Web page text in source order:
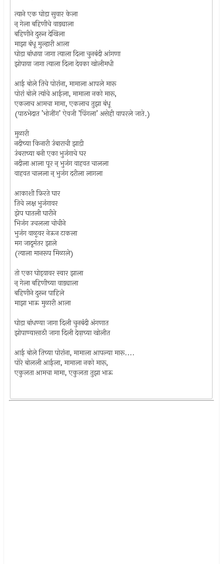
त्याने एक घोडा सुवार केला
न् गेला बहिणीचे वाड्याला
बहिणीने दुरून देखिला
माझा बंधू मुल्हारी आला
घोडा बांधाया जागा त्याला दिला चुनबंदी आंगणा
झोपाया जागा त्याला दिला देवका खोलीमधी
आई बोले तिचे पोरांना, मामाला आपले मारू
पोरां बोले त्यांचे आईला, मामाला नको मारू,
एकलाच आमचा मामा, एकलाच तुझा बंधू
(पाठभेदात ’भोजींग’ ऐवजी ’पिंगला’ असेही वापरले जाते.)
मुळारी
नदीच्या किनारी उंबाराची झाडी
उंबराच्या बनी एका भुजंगाचे घर
नदीला आला पूर न् भुजंग वाहवत चालला
वाहवत चालला न् भुजंग दरीला लागला
आकाशी फ़िरते घार
तिचे लक्ष भुजंगावर
झेप घातली घारीने
भिजंग उचलला चोचीने
भुजंग वाळूवर नेऊन टाकला
मग जादूमंतर झाले
(त्याला मानरूप मिळाले)
तो एका घोड्य़ावर स्वार झाला
न् गेला बहिणीच्या वाड्याला
बहिणीने दुरून पाहिले
माझा भाऊ मुळारी आला
घोडा बांधण्या जागा दिली चुनबंदी अंगणात
झोपाण्यासाठी जागा दिली देवा़च्या खोलीत
आई बोले तिच्या पोरांना, मामाला आपल्या मारू....
पोरे बोलली आईला, मामाला नको मारू,
एकुलता आमचा मामा, एकुलता तुझा भाऊ